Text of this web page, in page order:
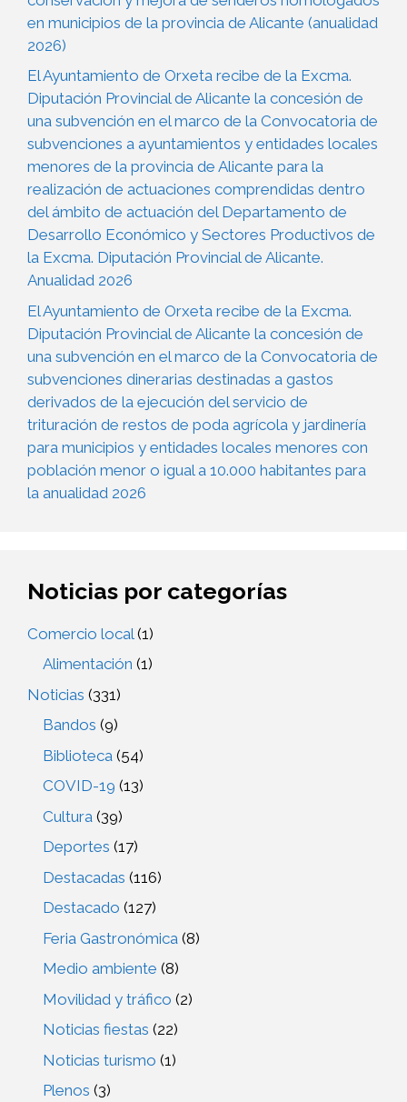
en municipios de la provincia de Alicante (anualidad
2026)
El Ayuntamiento de Orxeta recibe de la Excma.
Diputación Provincial de Alicante la concesión de
una subvención en el marco de la Convocatoria de
subvenciones a ayuntamientos y entidades locales
menores de la provincia de Alicante para la
realización de actuaciones comprendidas dentro
del ámbito de actuación del Departamento de
Desarrollo Económico y Sectores Productivos de
la Excma. Diputación Provincial de Alicante.
Anualidad 2026
El Ayuntamiento de Orxeta recibe de la Excma.
Diputación Provincial de Alicante la concesión de
una subvención en el marco de la Convocatoria de
subvenciones dinerarias destinadas a gastos
derivados de la ejecución del servicio de
trituración de restos de poda agrícola y jardinería
para municipios y entidades locales menores con
población menor o igual a 10.000 habitantes para
la anualidad 2026
Noticias por categorías
Comercio local (1)
Alimentación (1)
Noticias (331)
Bandos (9)
Biblioteca (54)
COVID-19 (13)
Cultura (39)
Deportes (17)
Destacadas (116)
Destacado (127)
Feria Gastronómica (8)
Medio ambiente (8)
Movilidad y tráfico (2)
Noticias fiestas (22)
Noticias turismo (1)
Plenos (3)